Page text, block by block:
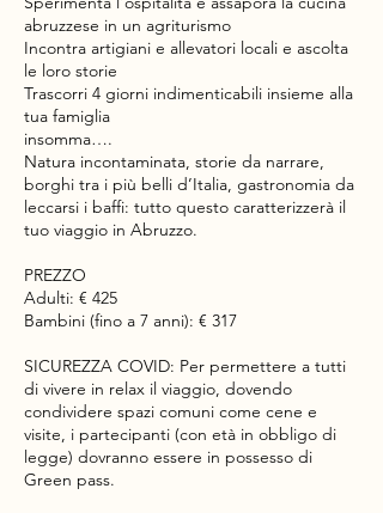
abruzzese in un agriturismo
Incontra artigiani e allevatori locali e ascolta
le loro storie
Trascorri 4 giorni indimenticabili insieme alla
tua famiglia
insomma….
Natura incontaminata, storie da narrare,
borghi tra i più belli d’Italia, gastronomia da
leccarsi i baffi: tutto questo caratterizzerà il
tuo viaggio in Abruzzo.
PREZZO
Adulti: € 425
Bambini (fino a 7 anni): € 317
SICUREZZA COVID: Per permettere a tutti
di vivere in relax il viaggio, dovendo
condividere spazi comuni come cene e
visite, i partecipanti (con età in obbligo di
legge) dovranno essere in possesso di
Green pass.